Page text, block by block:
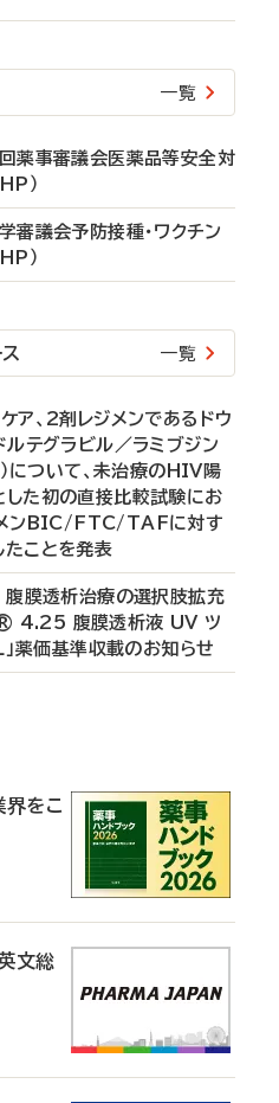
一覧
薬事審議会医薬品等安全対
）
審議会予防接種・ワクチン
）
一覧
ア、2剤レジメンであるドウ
ルテグラビル／ラミブジン
について、未治療のHIV陽
した初の直接比較試験にお
メンBIC/FTC/TAFに対す
たことを発表
膜透析治療の選択肢拡充
® 4.25 腹膜透析液 UV ツ
薬価基準収載のお知らせ
界をこ
文総